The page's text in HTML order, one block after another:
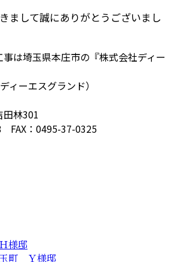
まして誠にありがとうございまし
は埼玉県本庄市の『株式会社ディー
ィーエスグランド）
林301
FAX：0495-37-0325
様邸
町 Ｙ様邸